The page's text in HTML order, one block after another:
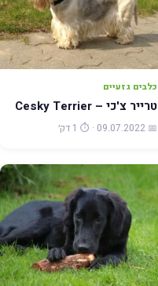
כלבים גזעיים
טרייר צ'כי – Cesky Terrier
📅 09.07.2022 · ⏱️ 1 דק׳